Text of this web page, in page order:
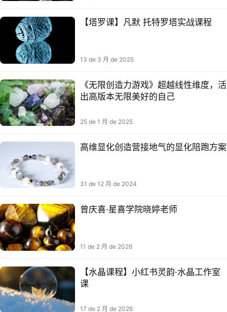
【塔罗课】凡默 托特罗塔‬实战课程
13 de 3 月 de 2025
《无限创造力游戏》超越线性维度，活
出高版本无限美好的自己
25 de 1 月 de 2025
高维显化创造营接地气的显化陪跑方案​
31 de 12 月 de 2024
曾庆喜·星喜学院晓婷老师
11 de 2 月 de 2026
【水晶课程】小红书灵韵·水晶工作室
课
17 de 2 月 de 2026